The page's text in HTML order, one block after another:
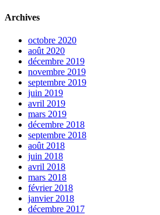
Archives
octobre 2020
août 2020
décembre 2019
novembre 2019
septembre 2019
juin 2019
avril 2019
mars 2019
décembre 2018
septembre 2018
août 2018
juin 2018
avril 2018
mars 2018
février 2018
janvier 2018
décembre 2017